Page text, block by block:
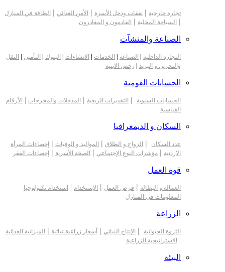
تجارة خارجية | نفقات ودخل الأسرة | الأمن الغذائي | الطاقة في المنازل
| السياحة المحلية | القادمون و المغادرون
الصناعة والمنشآت
التجارة الداخلية | الصناعة | الخدمات | الانشاءات | البنوك | التأمين | النقل
والتخزين و البريد | رخص الابنية
الحسابات القومية
الحسابات السنوية | التقديرات الربعية | المدخلات والمخرجات | الأرقام
القياسية
السكان و الديمغرافيا
عدد السكان | الزواج و الطلاق | المواليد و الوفيات | إحصاءات المرأة
الاردنية | مؤشرات النوع الإجتماعي | الصحة الأسرية | إحصاءات الفقر
قوة العمل
العمالة و البطالة | فرص العمل | الإستخدام | استخدام تكنولوجيا
المعلومات في المنازل
الزراعة
الثروة الحيوانية | الإنتاج النباتي | أسعار زراعية-نباتية | الميزانية الغذائية
| الاستراتيجية الزراعية
البيئة